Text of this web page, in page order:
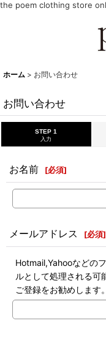
the poem clothing store
ホーム > お問い合わせ
お問い合わせ
STEP 1
入力
お名前 [必須]
メールアドレス [必須]
Hotmail,Yahooなどの
ルとして処理される可
ご登録をお勧めします。